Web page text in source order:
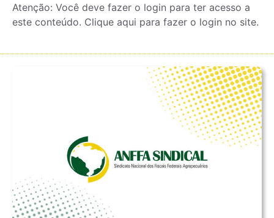
Atenção: Você deve fazer o login para ter acesso a
este conteúdo. Clique aqui para fazer o login no site.